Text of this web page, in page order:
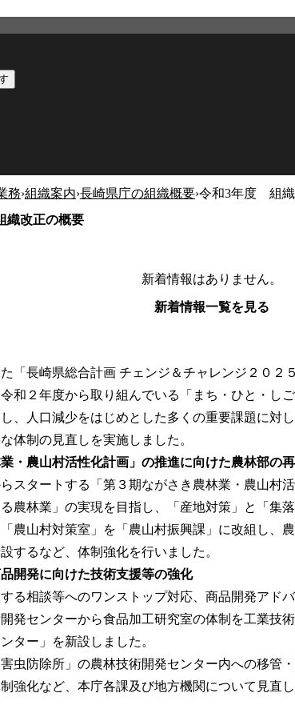
務›組織案内›長崎県庁の組織概要›令和3年度 組織
改正の概要
新着情報はありません。
新着情報一覧を見る
「長崎県総合計画 チェンジ＆チャレンジ２０２
和２年度から取り組んでいる「まち・ひと・し
、人口減少をはじめとした多くの重要課題に対
体制の見直しを実施しました。
・農山村活性化計画」の推進に向けた農林部の
スタートする「第３期ながさき農林業・農山村
農林業」の実現を目指し、「産地対策」と「集
農山村対策室」を「農山村振興課」に改組し、
するなど、体制強化を行いました。
開発に向けた技術支援等の強化
る相談等へのワンストップ対応、商品開発アド
発センターから食品加工研究室の体制を工業技
ター」を新設しました。
虫防除所」の農林技術開発センター内への移管
強化など、本庁各課及び地方機関について見直し